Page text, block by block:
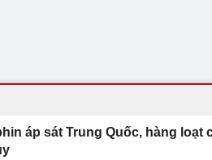
áp sát Trung Quốc, hàng loạt